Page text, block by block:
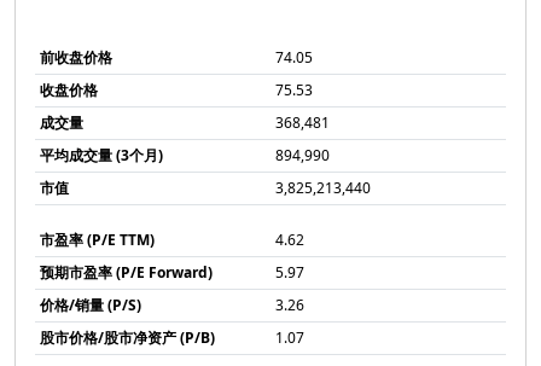
前收盘价格
74.05
收盘价格
75.53
成交量
368,481
平均成交量 (3个月)
894,990
市值
3,825,213,440
市盈率 (P/E TTM)
4.62
预期市盈率 (P/E Forward)
5.97
价格/销量 (P/S)
3.26
股市价格/股市净资产 (P/B)
1.07